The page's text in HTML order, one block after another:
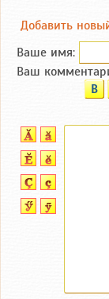
Добавить
Ваше имя:
Ваш
B